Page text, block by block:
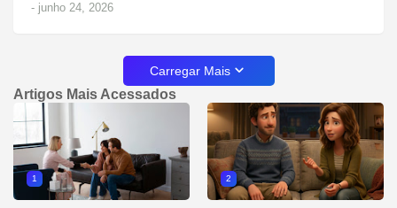
- junho 24, 2026
Carregar Mais
Artigos Mais Acessados
1 2